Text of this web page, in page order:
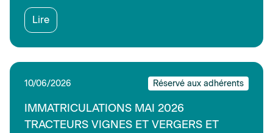
Lire
10/06/2026 Réservé aux adhérents
IMMATRICULATIONS MAI 2026
TRACTEURS VIGNES ET VERGERS ET